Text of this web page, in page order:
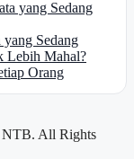
Sedang
Lebih Mahal?
Orang
NTB. All Rights